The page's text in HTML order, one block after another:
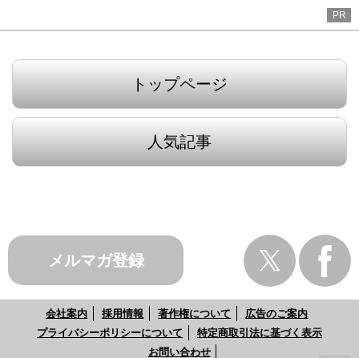
PR
トップページ
人気記事
メルマガ登録
会社案内 採用情報 著作権について
広告のご案内
プライバシーポリシーについて
特定商取引法に基づく表示
お問い合わせ